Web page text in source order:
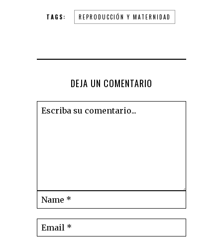
TAGS: REPRODUCCIÓN Y MATERNIDAD
DEJA UN COMENTARIO